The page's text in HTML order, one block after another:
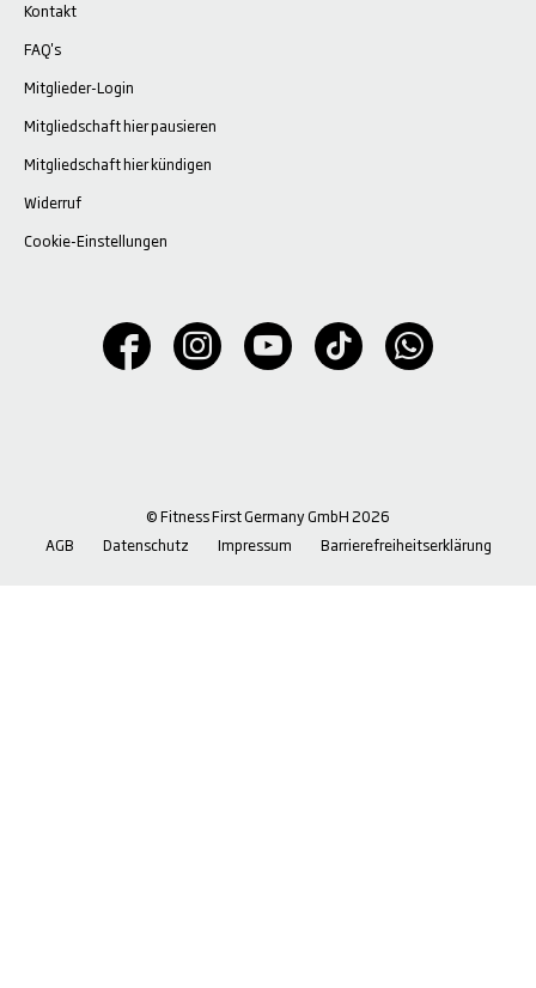
Kontakt
FAQ's
Mitglieder-Login
Mitgliedschaft hier pausieren
Mitgliedschaft hier kündigen
Widerruf
Cookie-Einstellungen
© Fitness First Germany GmbH 2026
AGB
Datenschutz Impressum Barrierefreiheitserklärung